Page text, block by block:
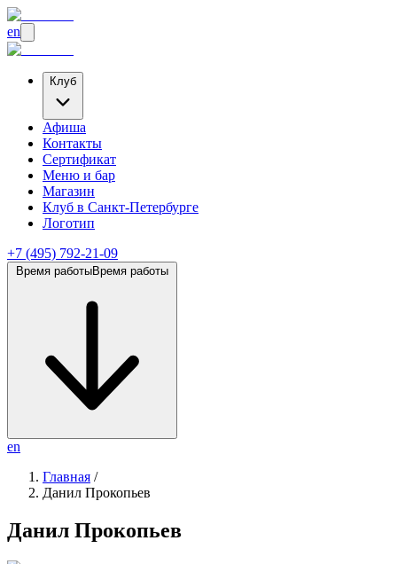
en
Клуб
Афиша
Контакты
Сертификат
Меню и бар
Магазин
Клуб в Санкт-Петербурге
Логотип
+7 (495) 792-21-09
Время работыВремя работы
en
Главная /
Данил Прокопьев
Данил Прокопьев